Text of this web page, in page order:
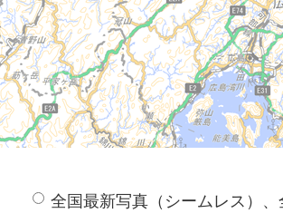
全国最新写真（シームレス）